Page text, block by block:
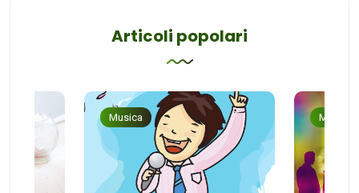
Articoli popolari
Musica Musica